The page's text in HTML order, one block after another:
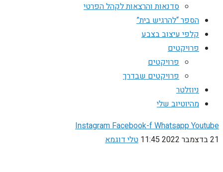
סדנאות והרצאות לקהל הפרטי
הספר “להרגיש בית”
קלפי עיצוב בצבע
פרויקטים
פרויקטים
פרויקטים שבדרך
ניוזלטר
מהיוטיוב שלי
InstagramFacebook-fWhatsappYoutube
21 בדצמבר 2022
11:45 טלי דוגמא